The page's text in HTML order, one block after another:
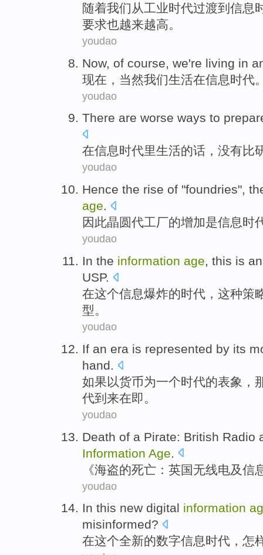
随着我们 从工业时代过渡到 信息
要求也越来越高。
youdao
Now, of course we're living in
现在 ， 当然我们生活在信息时代
youdao
There are worse ways to
在信息时代里生活的话， 没有比
youdao
Hence the rise of "foundries",
age.
因此晶圆代工厂的增加是信息时
youdao
In the information age, this is
USP.
在这个信息爆炸的时代 ， 这种策
型。
youdao
If an era is represented by its
hand.
如果以货币为一个时代的表象，
代到来在即。
youdao
Death of a Pirate: British Radio
Information Age
《海盗的死亡 ： 英国无线电及信
youdao
In this new digital information
misinformed?
在这个全新的数字信息时代 ， 怎